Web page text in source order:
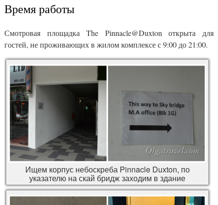
Время работы
Смотровая площадка The Pinnacle@Duxton открыта для
гостей, не проживающих в жилом комплексе с 9:00 до 21:00.
Ищем корпус небоскреба Pinnacle Duxton, по
указателю на скай бридж заходим в здание